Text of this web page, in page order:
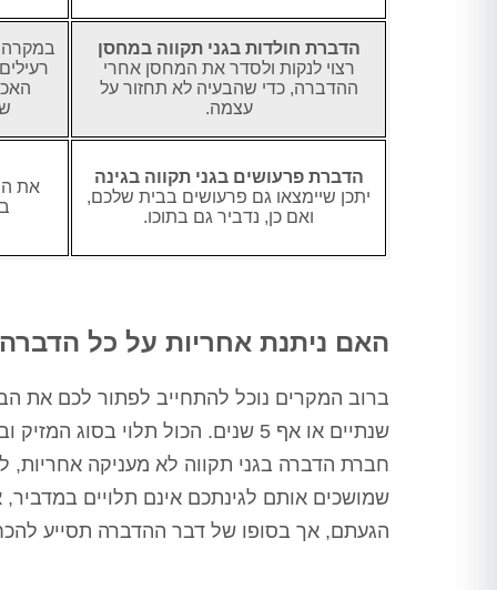
הדברת חולדות בגני תקווה במחסן
רצוי לנקות ולסדר את המחסן אחרי
ההדברה, כדי שהבעיה לא תחזור על
עצמה.
במקרה
הדברת פרעושים בגני תקווה בגינה
יתכן שיימצאו גם פרעושים בבית שלכם,
ואם כן, נדביר גם בתוכו.
את
האם ניתנת אחריות על כל הדברה
שנתיים או אף 5 שנים. הכול תלוי
חברת הדברה בגני תקווה לא מעניקה אחריות,
שמושכים אותם לגינתכם אינם תלויים
הגעתם, אך בסופו של דבר ההדברה תסייע